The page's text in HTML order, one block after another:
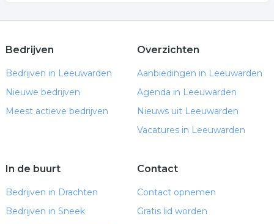
Bedrijven
Bedrijven in Leeuwarden
Nieuwe bedrijven
Meest actieve bedrijven
Overzichten
Aanbiedingen in Leeuwarden
Agenda in Leeuwarden
Nieuws uit Leeuwarden
Vacatures in Leeuwarden
In de buurt
Bedrijven in Drachten
Bedrijven in Sneek
Contact
Contact opnemen
Gratis lid worden